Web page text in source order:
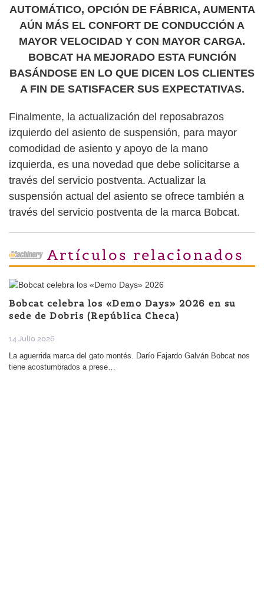
AUTOMÁTICO, OPCIÓN DE FÁBRICA, AUMENTA
AÚN MÁS EL CONFORT DE CONDUCCIÓN A
MAYOR VELOCIDAD Y CON MAYOR CARGA.
BOBCAT HA MEJORADO ESTA FUNCIÓN
BASÁNDOSE EN LO QUE DICEN LOS CLIENTES
A FIN DE SATISFACER SUS EXPECTATIVAS.
Finalmente, la actualización del reposabrazos
izquierdo del asiento de suspensión, para mayor
comodidad de asiento y apoyo de la mano
izquierda, es una novedad que debe solicitarse a
través del servicio postventa. Actualizar la
suspensión actual del asiento se ofrece también a
través del servicio postventa de la marca Bobcat.
Artículos relacionados
Bobcat celebra los «Demo Days» 2026 en su
sede de Dobris (República Checa)
14 Julio 2026
La aguerrida marca del gato montés. Darío Fajardo Galván Bobcat nos
tiene acostumbrados a prese…